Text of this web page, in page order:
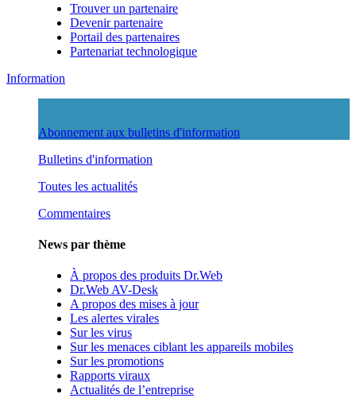
Trouver un partenaire
Devenir partenaire
Portail des partenaires
Partenariat technologique
Information
Abonnement aux bulletins d'information
Bulletins d'information
Toutes les actualités
Commentaires
News par thème
À propos des produits Dr.Web
Dr.Web AV-Desk
A propos des mises à jour
Les alertes virales
Sur les virus
Sur les menaces ciblant les appareils mobiles
Sur les promotions
Rapports viraux
Actualités de l’entreprise